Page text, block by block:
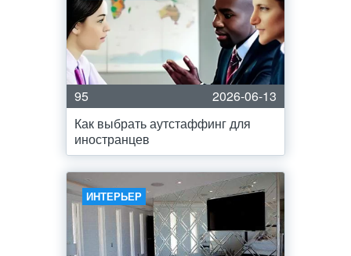
95
2026-06-13
Как выбрать аутстаффинг для
иностранцев
ИНТЕРЬЕР